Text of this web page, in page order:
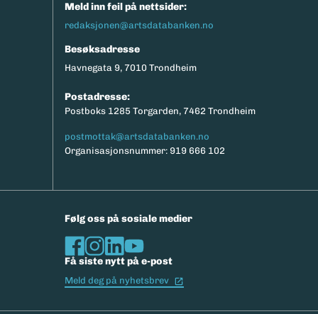
Meld inn feil på nettsider:
redaksjonen@artsdatabanken.no
Besøksadresse
Havnegata 9, 7010 Trondheim
Postadresse:
Postboks 1285 Torgarden, 7462 Trondheim
postmottak@artsdatabanken.no
Organisasjonsnummer: 919 666 102
Følg oss på sosiale medier
Få siste nytt på e-post
Meld deg på nyhetsbrev